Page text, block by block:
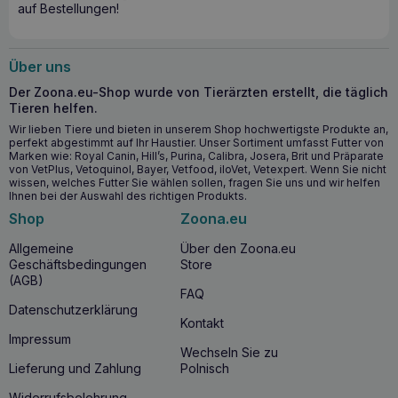
Lebensqualität Ihres Hundes deutlich verbessern, indem es
Wichtigste gesundheitliche Vorteile
Unterstützt die Nierenfunktion bei chronischem und
vorübergehendem Nierenversagen
Unterstützt die Herzfunktion bei chronischer
Herzinsuffizienz
Enthält geringe Mengen an Phosphor und Natrium zur
Entlastung von Nieren und Herz
Angereichert mit Omega-3-Fettsäuren, Arginin, Taurin
Gesundheit Ihres Hundes
Wann ist es ratsam, CALIBRA VD Dog Renal
and Cardiac 2kg zu verabreichen?
CALIBRA VD Dog Renal and Cardiac 2kg
werden, wenn bei Ihrem Hund eine chronische oder
vorübergehende Niereninsuffizienz, eine chronische
auf Bestellungen!
Über uns
Der Zoona.eu-Shop wurde von Tierärzten erstellt, die täglich
Tieren helfen.
Wir lieben Tiere und bieten in unserem Shop hochwertigste Produkte an,
perfekt abgestimmt auf Ihr Haustier. Unser Sortiment umfasst Futter von
Marken wie: Royal Canin, Hill’s, Purina, Calibra, Josera, Brit und Präparate
von VetPlus, Vetoquinol, Bayer, Vetfood, iloVet, Vetexpert. Wenn Sie nicht
wissen, welches Futter Sie wählen sollen, fragen Sie uns und wir helfen
Ihnen bei der Auswahl des richtigen Produkts.
Shop
Allgemeine
Geschäftsbedingungen
(AGB)
Datenschutzerklärung
Impressum
Lieferung und Zahlung
Zoona.eu
Über den Zoona.eu
Store
FAQ
Kontakt
Wechseln Sie zu
Polnisch